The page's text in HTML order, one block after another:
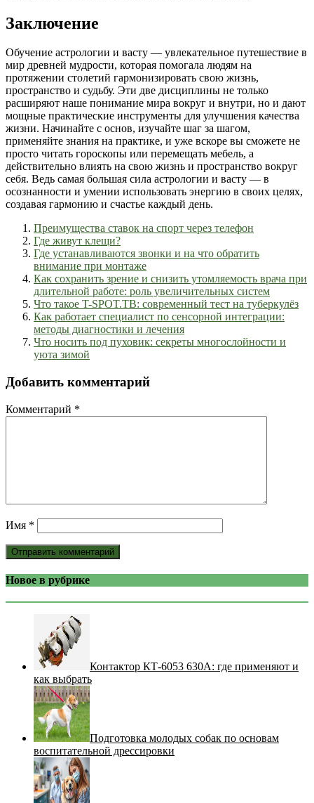
Заключение
Обучение астрологии и васту — увлекательное путешествие в
мир древней мудрости, которая помогала людям на
протяжении столетий гармонизировать свою жизнь,
пространство и судьбу. Эти две дисциплины не только
расширяют наше понимание мира вокруг и внутри, но и дают
мощные практические инструменты для улучшения качества
жизни. Начинайте с основ, изучайте шаг за шагом,
применяйте знания на практике, и уже вскоре вы сможете не
просто читать гороскопы или перемещать мебель, а
действительно влиять на свою жизнь и пространство вокруг
себя. Ведь самая большая сила астрологии и васту — в
осознанности и умении использовать энергию в своих целях,
создавая гармонию и счастье каждый день.
Преимущества ставок на спорт через телефон
Где живут клещи?
Где устанавливаются звонки и на что обратить
внимание при монтаже
Как сохранить зрение и снизить утомляемость врача при
длительной работе: роль увеличительных систем
Что такое T-SPOT.TB: современный тест на туберкулёз
Как работает специалист по сенсорной интеграции:
методы диагностики и лечения
Что носить под пуховик: секреты многослойности и
уюта зимой
Добавить комментарий
Комментарий *
Имя *
Новое в рубрике
Контактор КТ-6053 630А: где применяют и
как выбрать
Подготовка молодых собак по основам
воспитательной дрессировки